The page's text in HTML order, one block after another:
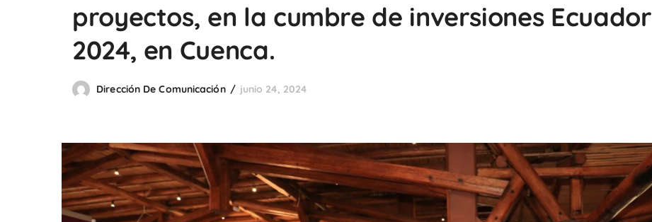
proyectos, en la cumbre de inversiones Ecuador
2024, en Cuenca.
Dirección De Comunicación junio 24, 2024